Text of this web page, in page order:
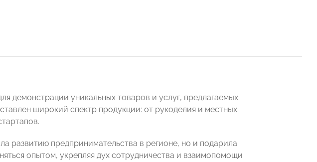
демонстрации уникальных товаров и услуг, предлагаемых
широкий спектр продукции: от рукоделия и местных
развитию предпринимательства в регионе, но и подарила
опытом, укрепляя дух сотрудничества и взаимопомощи